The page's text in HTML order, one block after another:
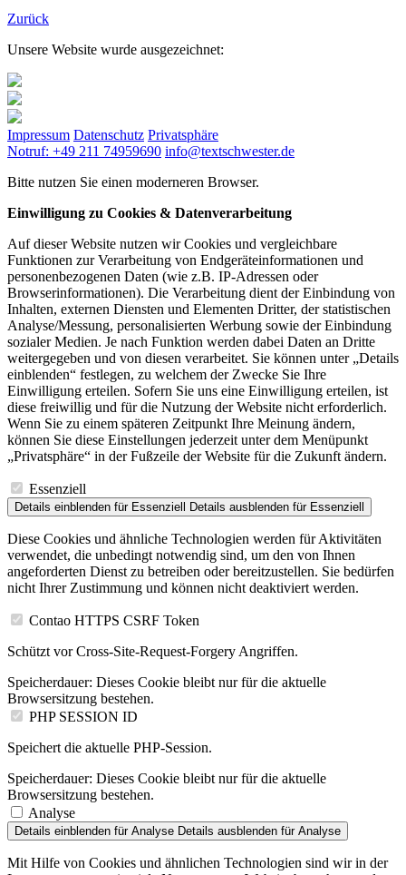
Zurück
Unsere Website wurde ausgezeichnet:
Impressum Datenschutz Privatsphäre
Notruf: +49 211 74959690 info@textschwester.de
Bitte nutzen Sie einen moderneren Browser.
Einwilligung zu Cookies & Datenverarbeitung
Auf dieser Website nutzen wir Cookies und vergleichbare
Funktionen zur Verarbeitung von Endgeräteinformationen und
personenbezogenen Daten (wie z.B. IP-Adressen oder
Browserinformationen). Die Verarbeitung dient der Einbindung von
Inhalten, externen Diensten und Elementen Dritter, der statistischen
Analyse/Messung, personalisierten Werbung sowie der Einbindung
sozialer Medien. Je nach Funktion werden dabei Daten an Dritte
weitergegeben und von diesen verarbeitet. Sie können unter „Details
einblenden“ festlegen, zu welchem der Zwecke Sie Ihre
Einwilligung erteilen. Sofern Sie uns eine Einwilligung erteilen, ist
diese freiwillig und für die Nutzung der Website nicht erforderlich.
Wenn Sie zu einem späteren Zeitpunkt Ihre Meinung ändern,
können Sie diese Einstellungen jederzeit unter dem Menüpunkt
„Privatsphäre“ in der Fußzeile der Website für die Zukunft ändern.
Essenziell
Details einblenden für Essenziell Details ausblenden für Essenziell
Diese Cookies und ähnliche Technologien werden für Aktivitäten
verwendet, die unbedingt notwendig sind, um den von Ihnen
angeforderten Dienst zu betreiben oder bereitzustellen. Sie bedürfen
nicht Ihrer Zustimmung und können nicht deaktiviert werden.
Contao HTTPS CSRF Token
Schützt vor Cross-Site-Request-Forgery Angriffen.
Speicherdauer: Dieses Cookie bleibt nur für die aktuelle
Browsersitzung bestehen.
PHP SESSION ID
Speichert die aktuelle PHP-Session.
Speicherdauer: Dieses Cookie bleibt nur für die aktuelle
Browsersitzung bestehen.
Analyse
Details einblenden für Analyse Details ausblenden für Analyse
Mit Hilfe von Cookies und ähnlichen Technologien sind wir in der